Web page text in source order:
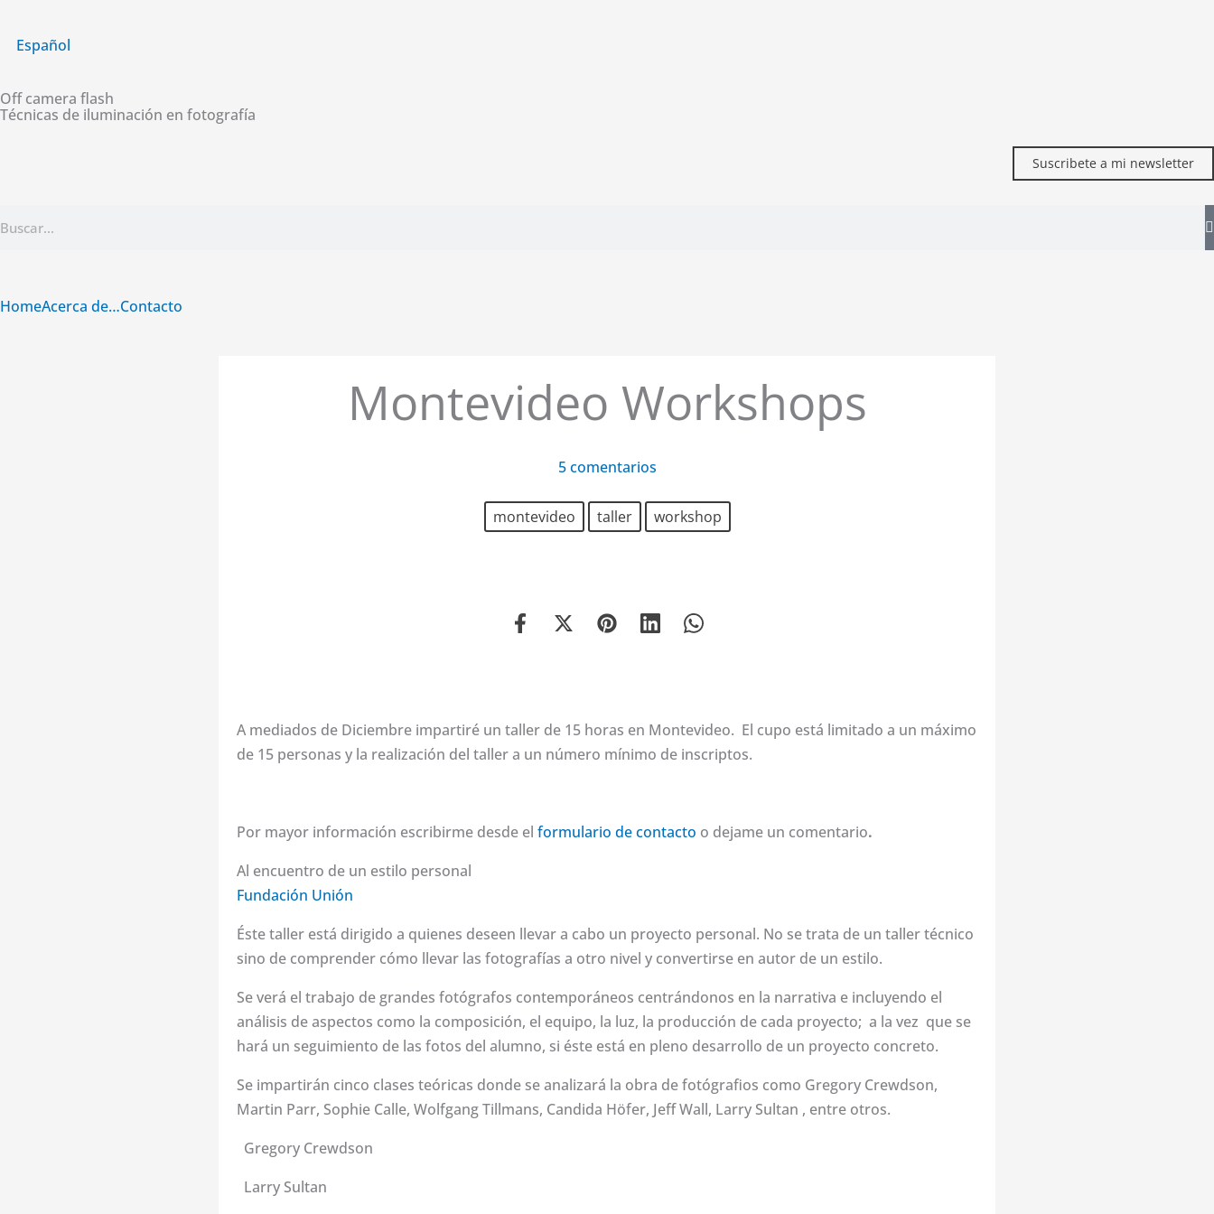
contenido
Español
Off camera flash
Técnicas de iluminación en fotografía
Suscribete a mi newsletter
HomeAcerca de…Contacto
Montevideo Workshops
5 comentarios
montevideo taller workshop
A mediados de Diciembre impartiré un taller de 15 horas en Montevideo. El cupo está limitado a un máximo
de 15 personas y la realización del taller a un número mínimo de inscriptos.
Por mayor información escribirme desde el formulario de contacto o dejame un comentario.
Al encuentro de un estilo personal
Fundación Unión
Éste taller está dirigido a quienes deseen llevar a cabo un proyecto personal. No se trata de un taller técnico
sino de comprender cómo llevar las fotografías a otro nivel y convertirse en autor de un estilo.
Se verá el trabajo de grandes fotógrafos contemporáneos centrándonos en la narrativa e incluyendo el
análisis de aspectos como la composición, el equipo, la luz, la producción de cada proyecto; a la vez que se
hará un seguimiento de las fotos del alumno, si éste está en pleno desarrollo de un proyecto concreto.
Se impartirán cinco clases teóricas donde se analizará la obra de fotógrafios como Gregory Crewdson,
Martin Parr, Sophie Calle, Wolfgang Tillmans, Candida Höfer, Jeff Wall, Larry Sultan , entre otros.
Gregory Crewdson
Larry Sultan